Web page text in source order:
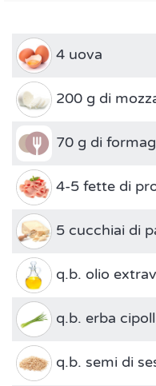
4 uova
200 g di
70 g di
4-5 fette di
5 cucchiai di
q.b. olio
q.b. erba
q.b. semi di